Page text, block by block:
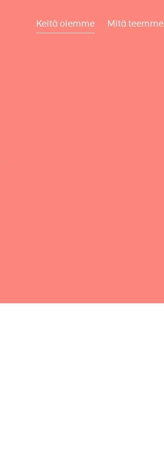
Keitä olemme Mitä teemme